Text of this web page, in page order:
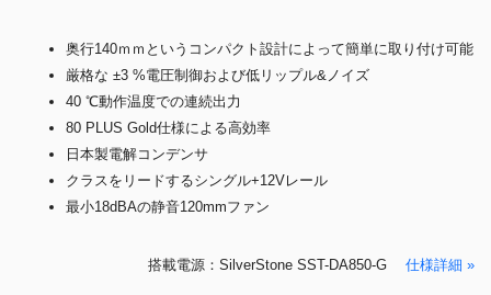
奥行140ｍｍというコンパクト設計によって簡単に取り付け可能
厳格な ±3 %電圧制御および低リップル&ノイズ
40 ℃動作温度での連続出力
80 PLUS Gold仕様による高効率
日本製電解コンデンサ
クラスをリードするシングル+12Vレール
最小18dBAの静音120mmファン
搭載電源：SilverStone SST-DA850-G 仕様詳細 »